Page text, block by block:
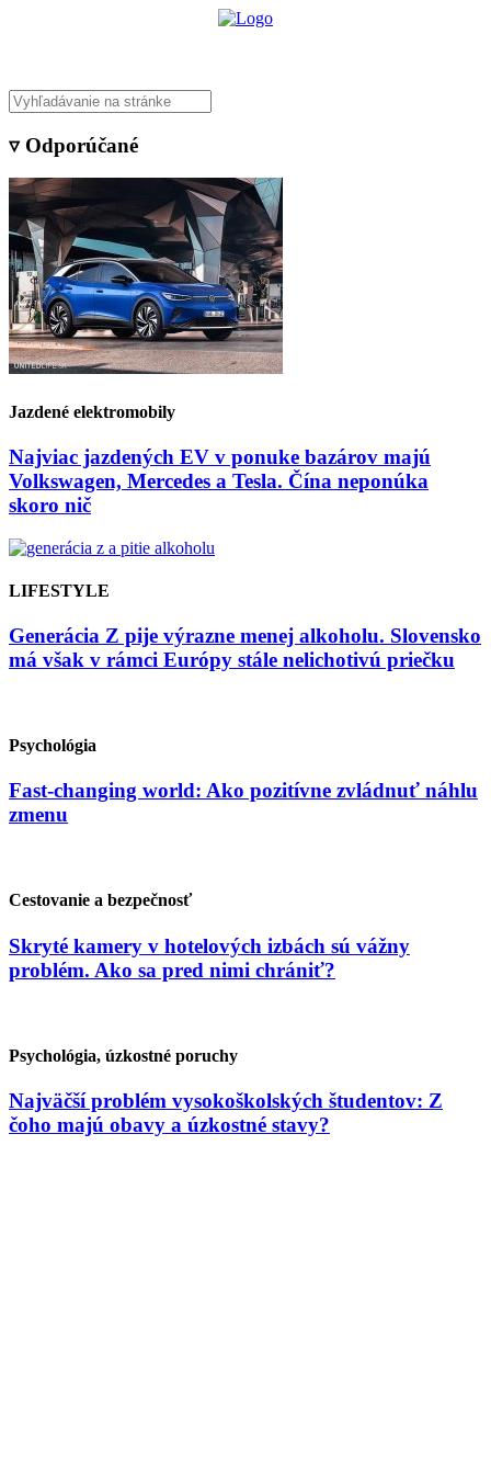
▿ Odporúčané
Jazdené elektromobily
Najviac jazdených EV v ponuke bazárov majú
Volkswagen, Mercedes a Tesla. Čína neponúka
skoro nič
LIFESTYLE
Generácia Z pije výrazne menej alkoholu. Slovensko
má však v rámci Európy stále nelichotivú priečku
Psychológia
Fast-changing world: Ako pozitívne zvládnuť náhlu
zmenu
Cestovanie a bezpečnosť
Skryté kamery v hotelových izbách sú vážny
problém. Ako sa pred nimi chrániť?
Psychológia, úzkostné poruchy
Najväčší problém vysokoškolských študentov: Z
čoho majú obavy a úzkostné stavy?